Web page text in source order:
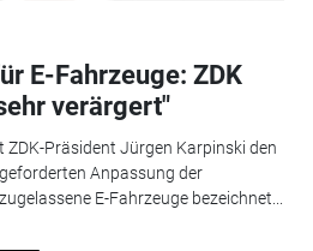
E-Fahrzeuge: ZDK
verärgert"
ZDK-Präsident Jürgen Karpinski den
Anpassung der
E-Fahrzeuge bezeichnet...